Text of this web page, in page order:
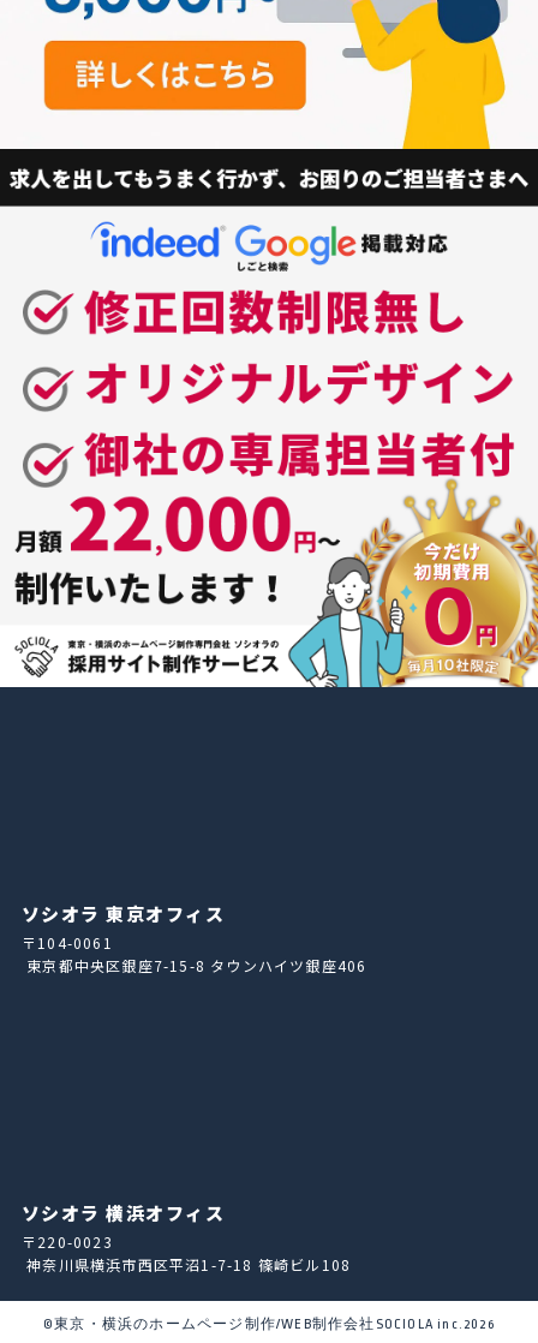
ソシオラ 東京オフィス
〒104-0061
東京都中央区銀座7-15-8 タウンハイツ銀座406
ソシオラ 横浜オフィス
〒220-0023
神奈川県横浜市西区平沼1-7-18 篠崎ビル108
©東京・横浜のホームページ制作/WEB制作会社SOCIOLA inc.2026